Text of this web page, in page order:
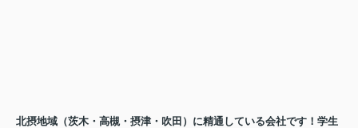
北摂地域（茨木・高槻・摂津・吹田）に精通している会社です！学生